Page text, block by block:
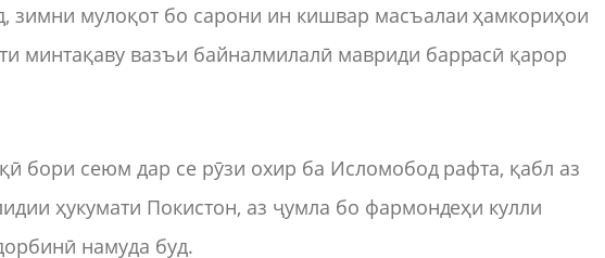
зимни мулоқот бо сарони ин кишвар масъалаи ҳамкориҳои
минтақаву вазъи байналмилалӣ мавриди баррасӣ қарор
бори сеюм дар се рӯзи охир ба Исломобод рафта, қабл аз
ҳукумати Покистон, аз ҷумла бо фармондеҳи кулли
намуда буд.